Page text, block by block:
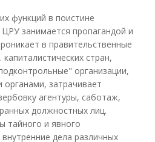
функций в поистине
занимается пропагандой и
в правительственные
стран,
организации,
затрачивает
агентуры, саботаж,
должностных лиц.
тайного и явного
дела различных